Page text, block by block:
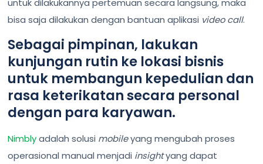
bisa saja dilakukan dengan bantuan aplikasi video call.
Sebagai pimpinan, lakukan
kunjungan rutin ke lokasi bisnis
untuk membangun kepedulian dan
rasa keterikatan secara personal
dengan para karyawan.
Nimblyadalah solusi mobileyang mengubah proses
operasional manual menjadi insightyang dapat